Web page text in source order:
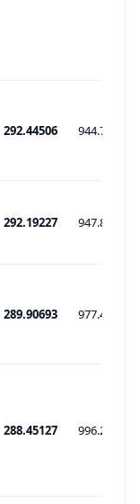
292.44506 944.709
292.19227 947.843
289.90693 977.403
288.45127 996.279